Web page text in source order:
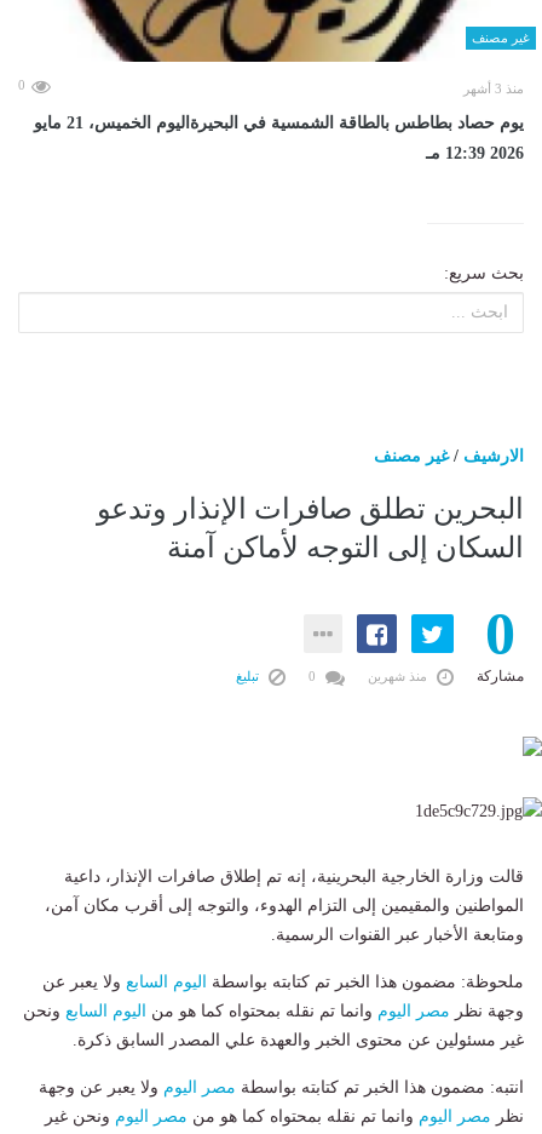
غير مصنف
منذ 3 أشهر 0
يوم حصاد بطاطس بالطاقة الشمسية في البحيرةاليوم الخميس، 21 مايو
2026 12:39 مـ
بحث سريع:
الارشيف /غير مصنف
البحرين تطلق صافرات الإنذار وتدعو
السكان إلى التوجه لأماكن آمنة
0
مشاركة منذ شهرين تبليغ
قالت وزارة الخارجية البحرينية، إنه تم إطلاق صافرات الإنذار، داعية
المواطنين والمقيمين إلى التزام الهدوء، والتوجه إلى أقرب مكان آمن،
ومتابعة الأخبار عبر القنوات الرسمية.
ملحوظة: مضمون هذا الخبر تم كتابته بواسطة اليوم السابع ولا يعبر عن
وجهة نظر مصر اليوم وانما تم نقله بمحتواه كما هو من اليوم السابع ونحن
غير مسئولين عن محتوى الخبر والعهدة علي المصدر السابق ذكرة.
انتبه: مضمون هذا الخبر تم كتابته بواسطة مصر اليوم ولا يعبر عن وجهة
نظر مصر اليوم وانما تم نقله بمحتواه كما هو من مصر اليوم ونحن غير